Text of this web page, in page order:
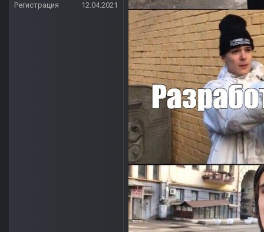
Регистрация
12.04.2021